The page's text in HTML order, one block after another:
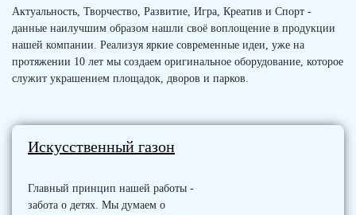
Актуальность, Творчество, Развитие, Игра, Креатив и Спорт -
данные наилучшим образом нашли своё воплощение в продукции
нашей компании. Реализуя яркие современные идеи, уже на
протяжении 10 лет мы создаем оригинальное оборудование, которое
служит украшением площадок, дворов и парков.
Искусственный газон
Главный принцип нашей работы -
забота о детях. Мы думаем о